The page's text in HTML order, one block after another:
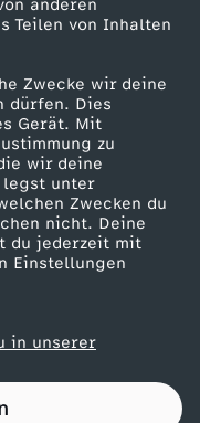
anderen
Teilen von Inhalten
Zwecke wir deine
dürfen. Dies
Gerät. Mit
zu
wir deine
legst unter
Zwecken du
nicht. Deine
du jederzeit mit
Einstellungen
in unserer